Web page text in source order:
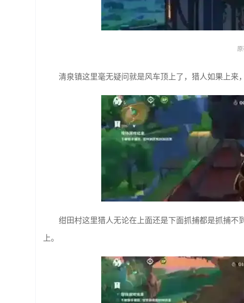
清泉镇这里毫无疑问就是风车顶上了，猎人如果上来
绀田村这里猎人无论在上面还是下面抓捕都是抓捕
上。